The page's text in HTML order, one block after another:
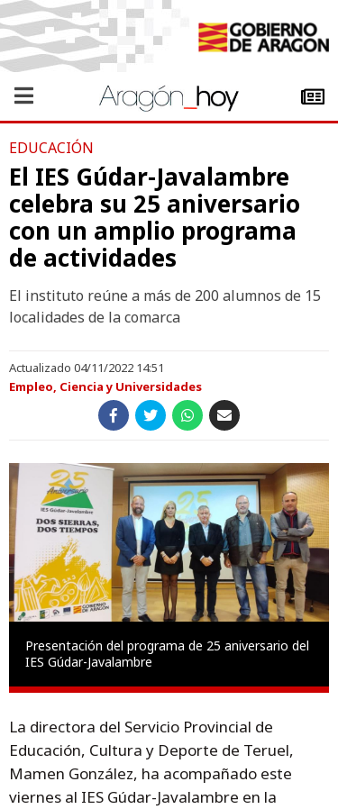
EDUCACIÓN
El IES Gúdar-Javalambre
celebra su 25 aniversario
con un amplio programa
de actividades
El instituto reúne a más de 200 alumnos de 15
localidades de la comarca
Actualizado 04/11/2022 14:51
Empleo, Ciencia y Universidades
Presentación del programa de 25 aniversario del
IES Gúdar-Javalambre
La directora del Servicio Provincial de
Educación, Cultura y Deporte de Teruel,
Mamen González, ha acompañado este
viernes al IES Gúdar-Javalambre en la